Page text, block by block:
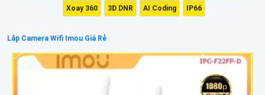
Xoay 360 3D DNR AI Coding IP66
Lắp Camera Wifi Imou Giá Rẻ